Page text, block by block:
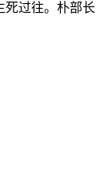
死过往。朴部长